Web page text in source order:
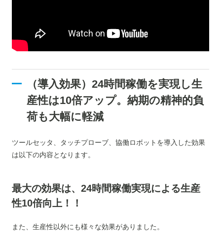
（導入効果） 24時間稼働を実現し生
産性は10倍アップ。納期の精神的負
荷も大幅に軽減
ツールセッタ、タッチプローブ、協働ロボットを導入した効果
は以下の内容となります。
最大の効果は、24時間稼働実現による生産
性10倍向上！！
また、生産性以外にも様々な効果がありました。